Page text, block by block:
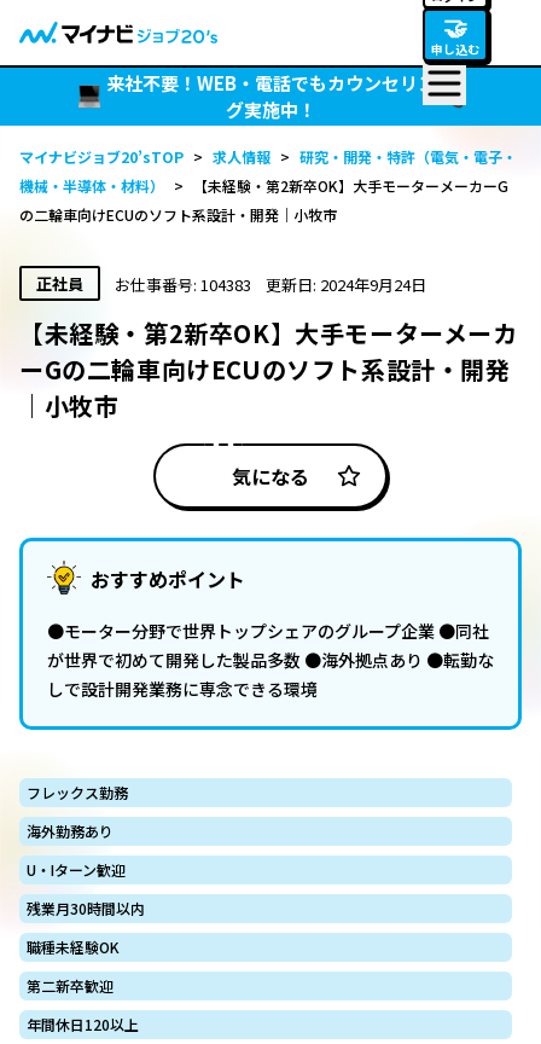
🤝
申し込む
来社不要！WEB・電話でもカウンセリン
グ実施中！
マイナビジョブ20’sTOP > 求人情報 > 研究・開発・特許（電気・電子・
機械・半導体・材料）
>
【未経験・第2新卒OK】大手モーターメーカーG
の二輪車向けECUのソフト系設計・開発｜小牧市
正社員 お仕事番号: 104383 更新日: 2024年9月24日
【未経験・第2新卒OK】大手モーターメーカ
ーGの二輪車向けECUのソフト系設計・開発
｜小牧市
気になる
おすすめポイント
●モーター分野で世界トップシェアのグループ企業 ●同社
が世界で初めて開発した製品多数 ●海外拠点あり ●転勤な
しで設計開発業務に専念できる環境
フレックス勤務
海外勤務あり
U・Iターン歓迎
残業月30時間以内
職種未経験OK
第二新卒歓迎
年間休日120以上